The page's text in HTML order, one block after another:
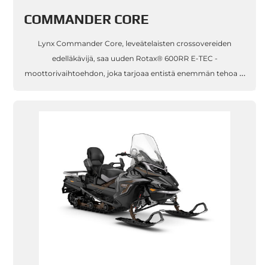
COMMANDER CORE
Lynx Commander Core, leveätelaisten crossovereiden
edelläkävijä, saa uuden Rotax® 600RR E-TEC -
moottorivaihtoehdon, joka tarjoaa entistä enemmän tehoa ja